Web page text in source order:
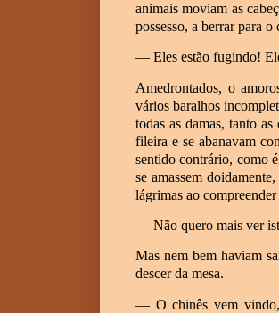
animais moviam as
possesso, a berrar para o
— Eles estão fugindo!
Amedrontados, o
vários baralhos
todas as damas, tanto
fileira e se abanavam
sentido contrário, como
se amassem
lágrimas ao
— Não quero mais ver
Mas nem bem haviam
descer da mesa.
— O chinês vem vindo,